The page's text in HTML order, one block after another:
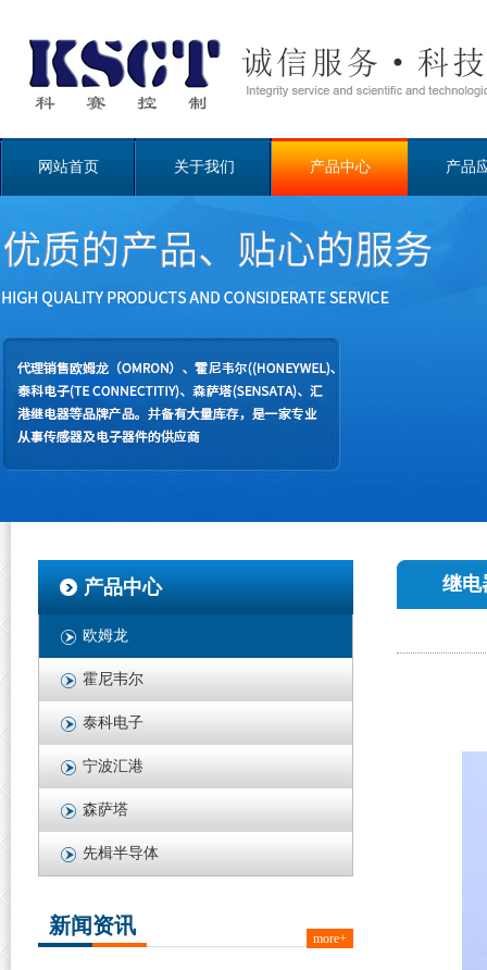
网站首页 关于我们 产品中心 产品
产品中心
欧姆龙
霍尼韦尔
泰科电子
宁波汇港
森萨塔
先楫半导体
新闻资讯
more+
继电